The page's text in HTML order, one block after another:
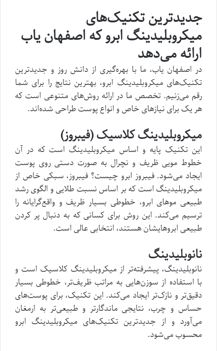
جدیدترین تکنیک‌های
میکروبلیدینگ ابرو که اصفهان یاب
ارائه می‌دهد
در اصفهان یاب، ما با بهره‌گیری از دانش روز و جدیدترین
تکنیک‌های میکروبلیدینگ ابرو، بهترین نتایج را برای شما
رقم می‌زنیم. تخصص ما در ارائه روش‌های متنوعی است که
هر یک برای نیازهای خاص و انواع پوست طراحی شده‌اند.
میکروبلیدینگ کلاسیک (فیبروز)
این تکنیک پایه و اساس میکروبلیدینگ است که در آن
خطوط مویی ظریف و نچرال به صورت دستی روی پوست
ایجاد می‌شود. فیبروز ابرو چیست؟ فیبروز، سبکی خاص از
میکروبلیدینگ است که بر اساس نسبت طلایی و الگوی رشد
طبیعی موهای ابرو، خطوطی بسیار ظریف و واقع‌گرایانه را
ترسیم می‌کند. این روش برای کسانی که به دنبال پر کردن
طبیعی ابروهایشان هستند، انتخابی عالی است.
نانوبلیدینگ
نانوبلیدینگ، پیشرفته‌تر از میکروبلیدینگ کلاسیک است و
با استفاده از سوزن‌هایی به مراتب ظریف‌تر، خطوطی بسیار
دقیق‌تر و نازک‌تر ایجاد می‌کند. این تکنیک، برای پوست‌های
حساس و چرب، نتایجی ماندگارتر و طبیعی‌تر به ارمغان
می‌آورد و از جدیدترین تکنیک‌های میکروبلیدینگ ابرو
محسوب می‌شود.